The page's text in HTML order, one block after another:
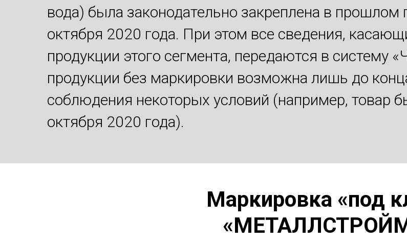
вода) была законодательно закреплена в прошлом
октября 2020 года. При этом все сведения,
продукции этого сегмента, передаются в систему
продукции без маркировки возможна лишь до
соблюдения некоторых условий (например, товар
октября 2020 года).
Маркировка «под